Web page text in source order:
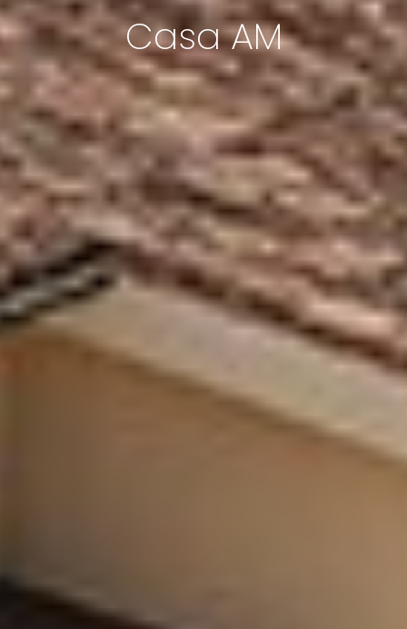
Casa AM